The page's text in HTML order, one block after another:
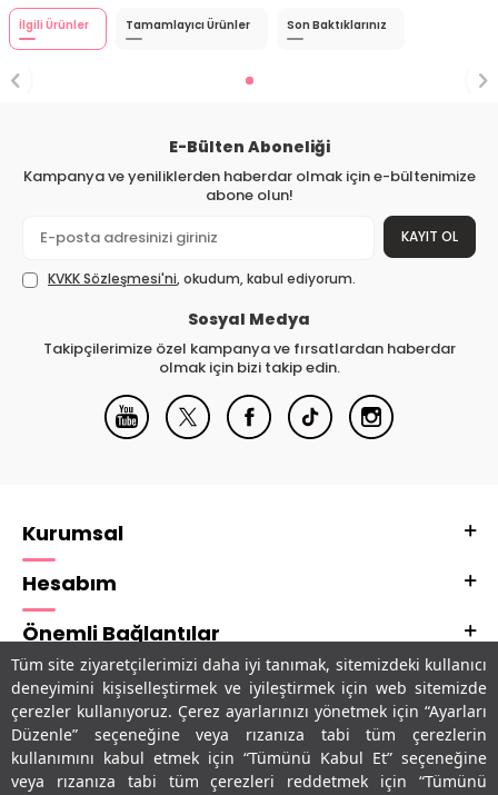
Tüm site ziyaretçilerimizi daha iyi tanımak, sitemizdeki kullanıcı
deneyimini kişiselleştirmek ve iyileştirmek için web sitemizde
çerezler kullanıyoruz. Çerez ayarlarınızı yönetmek için “Ayarları
Düzenle” seçeneğine veya rızanıza tabi tüm çerezlerin
kullanımını kabul etmek için “Tümünü Kabul Et” seçeneğine
veya rızanıza tabi tüm çerezleri reddetmek için “Tümünü
İlgili Ürünler Tamamlayıcı Ürünler Son Baktıklarınız
E-Bülten Aboneliği
Kampanya ve yeniliklerden haberdar olmak için e-bültenimize
abone olun!
KAYIT OL
KVKK Sözleşmesi'ni, okudum, kabul ediyorum.
Sosyal Medya
Takipçilerimize özel kampanya ve fırsatlardan haberdar
olmak için bizi takip edin.
Kurumsal
Hesabım
Önemli Bağlantılar
Adres & İletişim
Uygulamalarımız